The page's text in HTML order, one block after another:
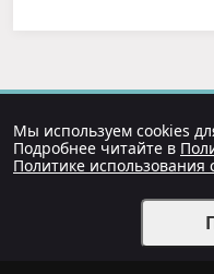
Мы используем cookies
Подробнее читайте в
Политике использования